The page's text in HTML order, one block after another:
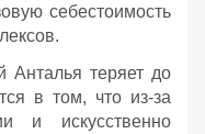
себестоимость
Анталья теряет до
в том, что из-за
и искусственно